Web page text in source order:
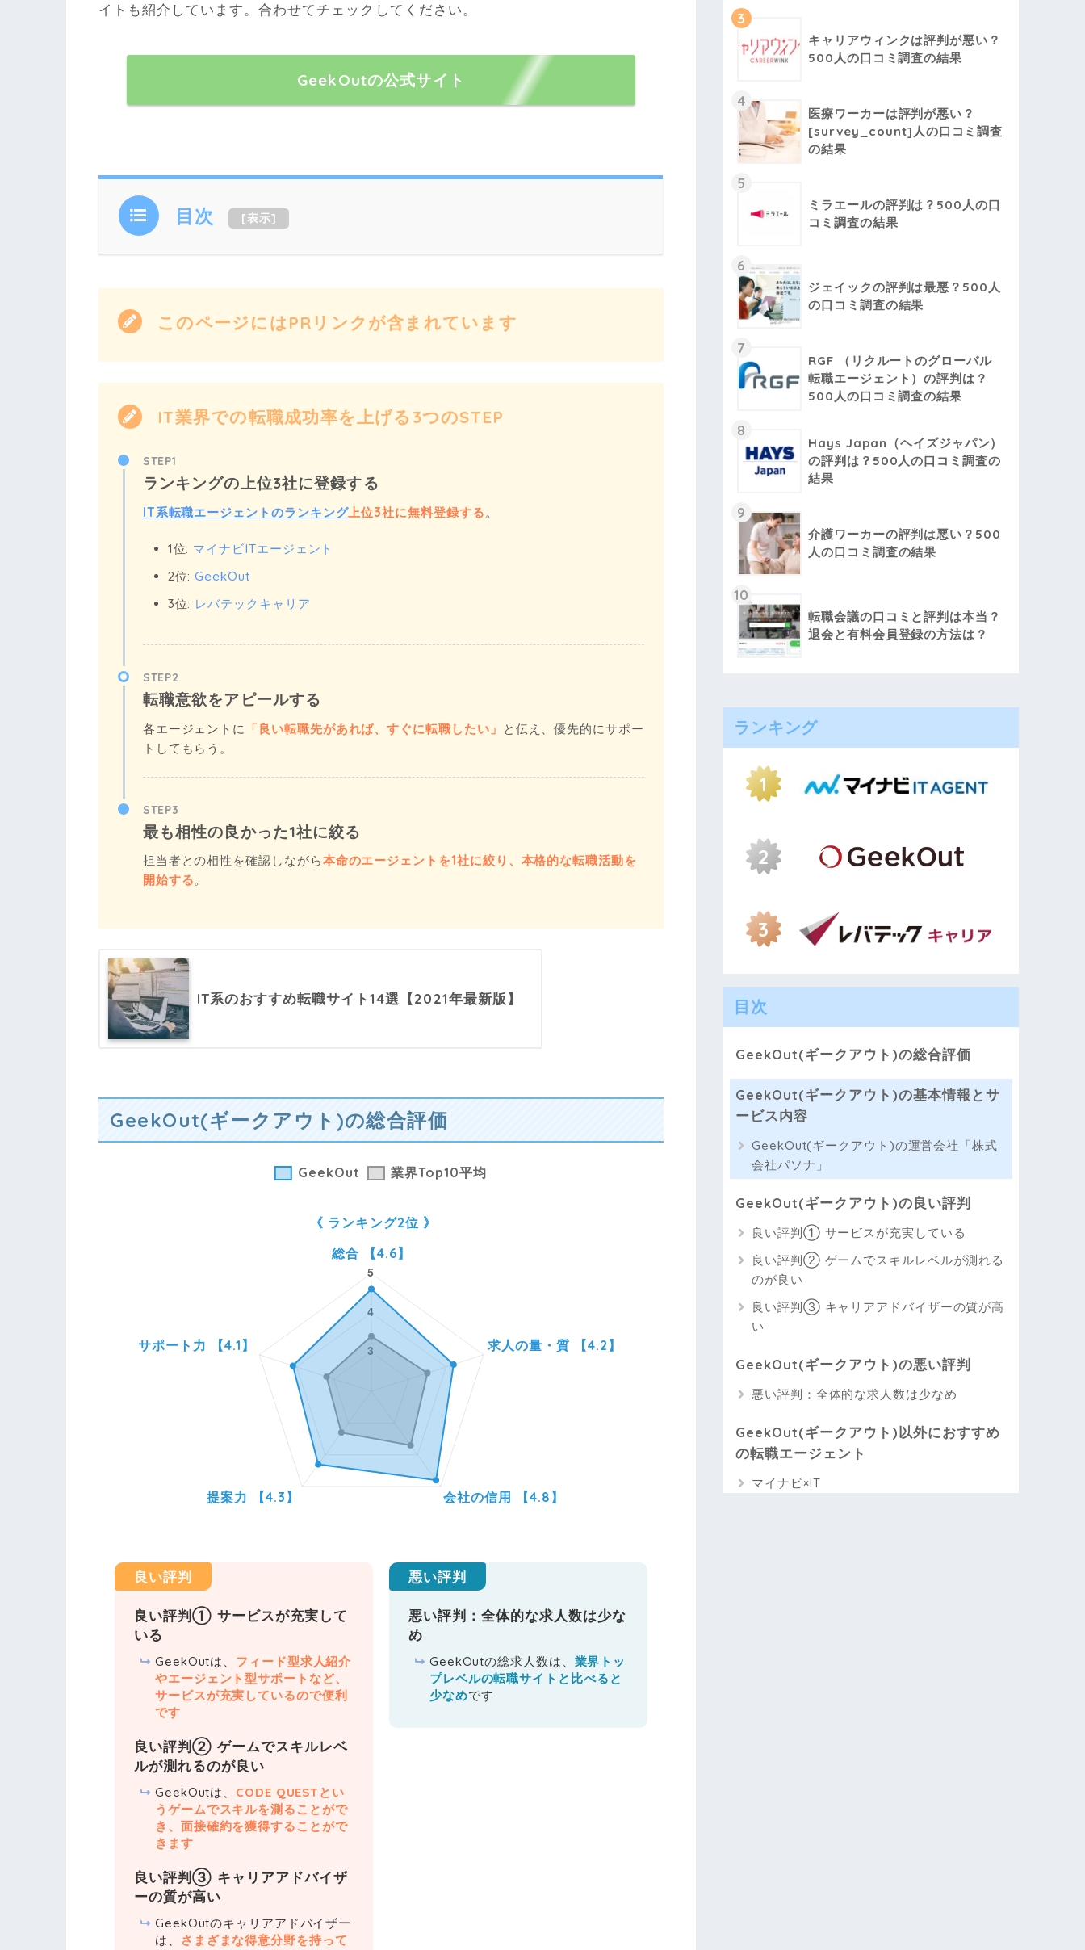
イトも紹介しています。合わせてチェックしてください。
GeekOutの公式サイト
目次 [表示]
このページにはPRリンクが含まれています
IT業界での転職成功率を上げる3つのSTEP
STEP1
ランキングの上位3社に登録する
IT系転職エージェントのランキング上位3社に無料登録する。
1位: マイナビITエージェント
2位:GeekOut
3位: レバテックキャリア
STEP2
転職意欲をアピールする
各エージェントに 「良い転職先があれば、すぐに転職したい」 と伝え、優先的にサポー
トしてもらう。
STEP3
最も相性の良かった1社に絞る
担当者との相性を確認しながら本命のエージェントを1社に絞り、本格的な転職活動を
開始する。
IT系のおすすめ転職サイト14選【2021年最新版】
GeekOut(ギークアウト)の総合評価
良い評判① サービスが充実して
いる
GeekOutは、 フィード型求人紹介
やエージェント型サポートなど、
サービスが充実しているので便利
です
良い評判② ゲームでスキルレベ
ルが測れるのが良い
GeekOutは、 CODE QUESTとい
うゲームでスキルを測ることがで
き、面接確約を獲得することがで
きます
良い評判③ キャリアアドバイザ
ーの質が高い
GeekOutのキャリアアドバイザー
は、
さまざまな得意分野を持って
悪い評判：全体的な求人数は少な
め
GeekOutの総求人数は、 業界トッ
プレベルの転職サイトと比べると
少なめです
3
キャリアウィンクは評判が悪い？
500人の口コミ調査の結果
4
医療ワーカーは評判が悪い？
[survey_count]人の口コミ調査
の結果
5
ミラエールの評判は？500人の口
コミ調査の結果
6
ジェイックの評判は最悪？500人
の口コミ調査の結果
7
RGF （リクルートのグローバル
転職エージェント）の評判は？
500人の口コミ調査の結果
8
Hays Japan（ヘイズジャパン）
の評判は？500人の口コミ調査の
結果
9
介護ワーカーの評判は悪い？500
人の口コミ調査の結果
10
転職会議の口コミと評判は本当？
退会と有料会員登録の方法は？
ランキング
目次
GeekOut(ギークアウト)の総合評価
GeekOut(ギークアウト)の基本情報とサ
ービス内容
GeekOut(ギークアウト)の運営会社「株式
会社パソナ」
GeekOut(ギークアウト)の良い評判
良い評判① サービスが充実している
良い評判② ゲームでスキルレベルが測れる
のが良い
良い評判③ キャリアアドバイザーの質が高
い
GeekOut(ギークアウト)の悪い評判
悪い評判：全体的な求人数は少なめ
GeekOut(ギークアウト)以外におすすめ
の転職エージェント
マイナビ×IT